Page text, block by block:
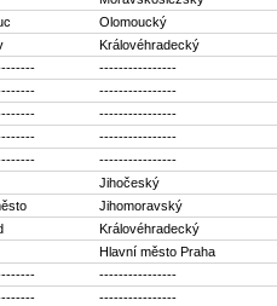
Olomoucký
Královéhradecký
----------------
----------------
----------------
----------------
----------------
Jihočeský
Jihomoravský
Královéhradecký
Hlavní město Praha
----------------
----------------